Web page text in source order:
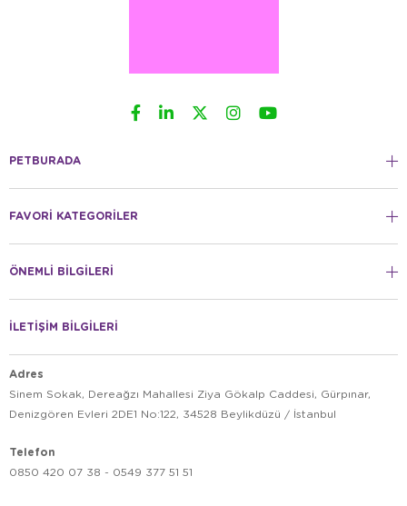
PETBURADA
FAVORİ KATEGORİLER
ÖNEMLİ BİLGİLERİ
İLETİŞİM BİLGİLERİ
Adres
Sinem Sokak, Dereağzı Mahallesi Ziya Gökalp Caddesi, Gürpınar,
Denizgören Evleri 2DE1 No:122, 34528 Beylikdüzü / İstanbul
Telefon
0850 420 07 38 - 0549 377 51 51